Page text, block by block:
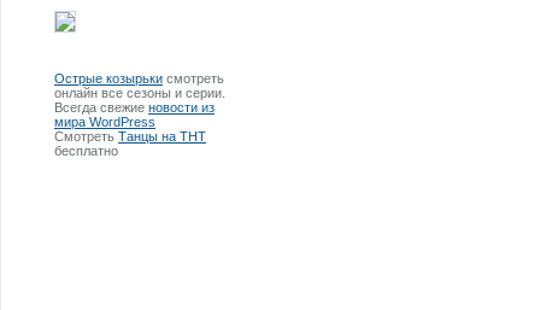
Острые козырьки смотреть
онлайн все сезоны и серии.
Всегда свежие новости из
мира WordPress
Смотреть Танцы на ТНТ
бесплатно